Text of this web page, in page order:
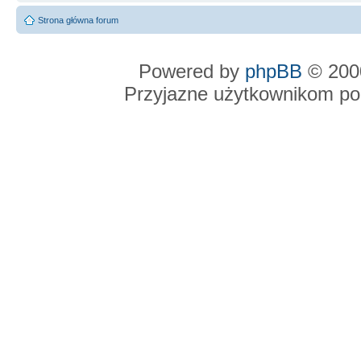
Strona główna forum
Powered by phpBB ©
Przyjazne użytkownikom